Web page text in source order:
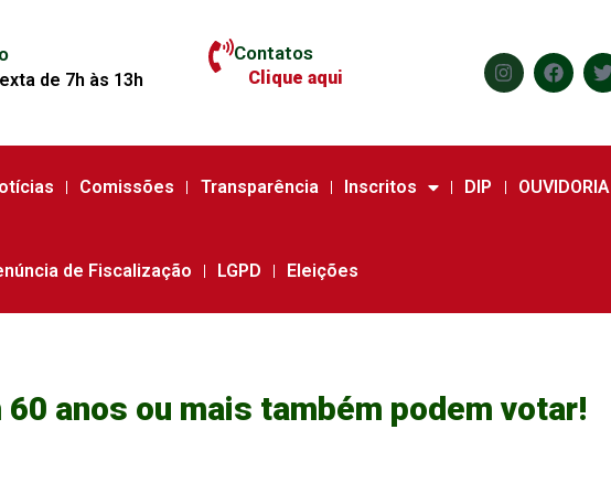
de 7h às 13h
Contatos
Clique aqui
Comissões Transparência Inscritos DIP OUVIDORIA
de Fiscalização LGPD Eleições
anos ou mais também podem votar!